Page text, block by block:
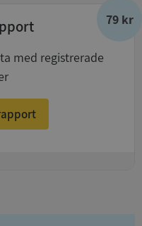
79 kr
med registrerade